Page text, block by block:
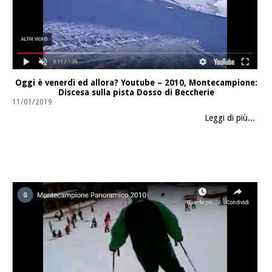
Oggi è venerdì ed allora? Youtube – 2010, Montecampione:
Discesa sulla pista Dosso di Beccherie
11/01/2019
Leggi di più...